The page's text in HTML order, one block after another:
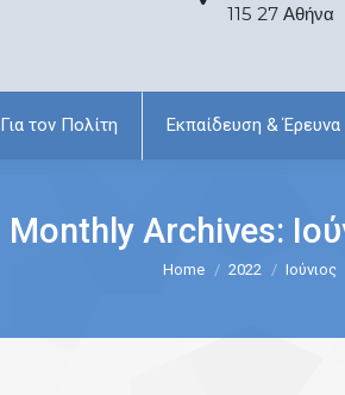
115 27 Αθήνα
Για τον Πολίτη Εκπαίδευση & Έρευνα
Monthly Archives:
Home 2022 Ιούνιος